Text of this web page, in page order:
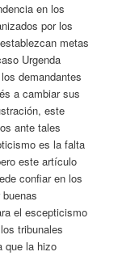
en los
por los
metas
Urgenda
demandantes
a cambiar sus
este
ante tales
es la falta
este artículo
confiar en los
el escepticismo
tribunales
que la hizo